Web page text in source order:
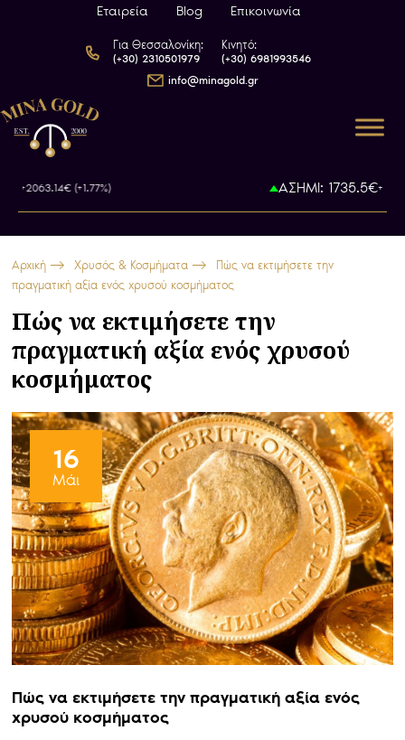
Εταιρεία Blog Επικοινωνία
Για Θεσσαλονίκη:
(+30) 2310501979
Κινητό:
(+30) 6981993546
info@minagold.gr
(+1.77%) ΑΣΗΜΙ: 1735.5€+46.44€
Αρχική Χρυσός & Κοσμήματα
Πώς να εκτιμήσετε την
πραγματική αξία ενός χρυσού κοσμήματος
Πώς να εκτιμήσετε την
πραγματική αξία ενός χρυσού
κοσμήματος
16
Μάι
Πώς να εκτιμήσετε την πραγματική αξία ενός
χρυσού κοσμήματος